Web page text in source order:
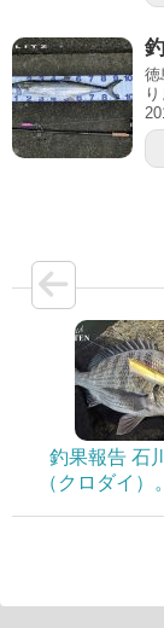
徳
釣果報告 石
（クロダイ）